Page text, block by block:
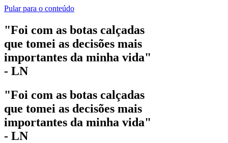
Pular para o conteúdo
"Foi com as botas calçadas
que tomei as decisões mais
importantes da minha vida"
- LN
"Foi com as botas calçadas
que tomei as decisões mais
importantes da minha vida"
- LN